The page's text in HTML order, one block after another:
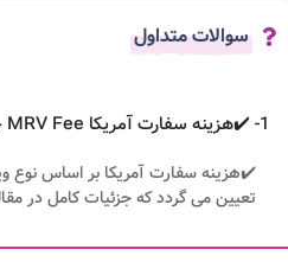
سوالات متداول
1- ✔️هزینه سفارت آمریکا MRV Fee​ چقدر است؟
✔️هزینه سفارت آمریکا بر اساس نوع
تعیین می گردد که جزئیات کامل در